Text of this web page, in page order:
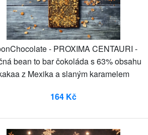
- PROXIMA CENTAURI -
bean to bar čokoláda s 63% obsahu
z Mexika a slaným karamelem
164 Kč